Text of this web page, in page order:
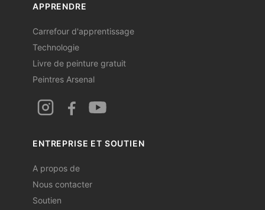
APPRENDRE
Carrefour d'apprentissage
Technologie
Livre de peinture gratuit
Peintres Arsenal
ENTREPRISE ET SOUTIEN
A propos de
Nous contacter
Soutien